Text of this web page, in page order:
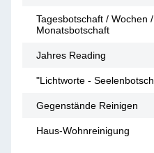
Tagesbotschaft / Wochen /
Monatsbotschaft
Jahres Reading
"Lichtworte -
Gegenstände Reinigen
Haus-Wohnreinigung